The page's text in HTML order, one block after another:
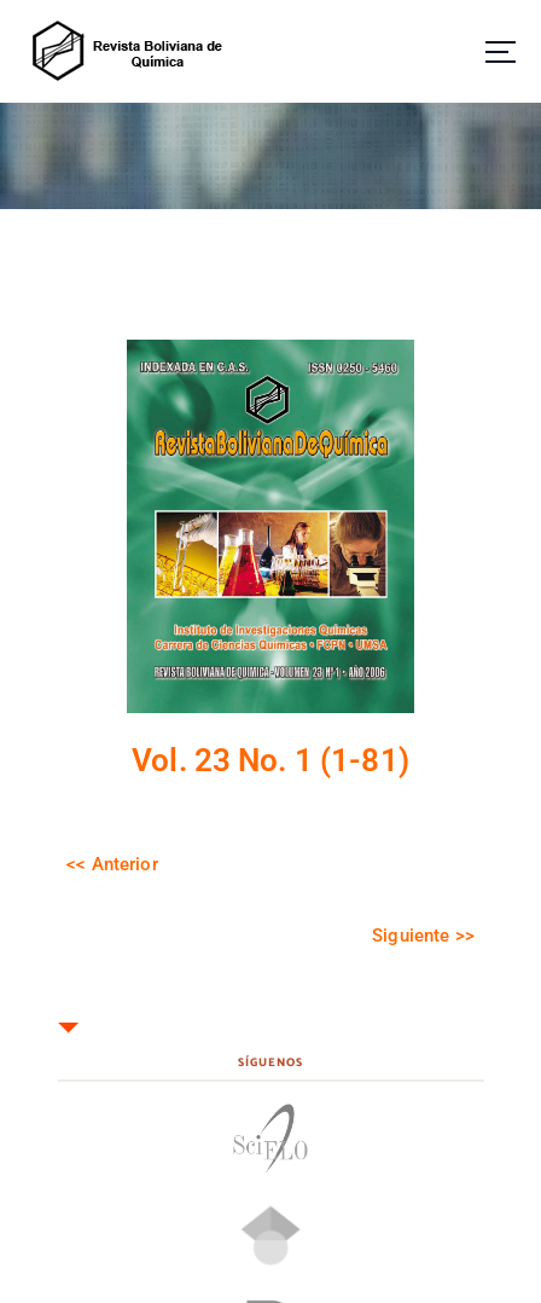
Revista Boliviana de Química
Vol. 23 No. 1 (1-81)
<< Anterior
Siguiente >>
SÍGUENOS